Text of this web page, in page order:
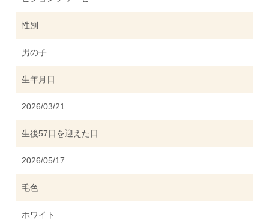
性別
男の子
生年月日
2026/03/21
生後57日を迎えた日
2026/05/17
毛色
ホワイト